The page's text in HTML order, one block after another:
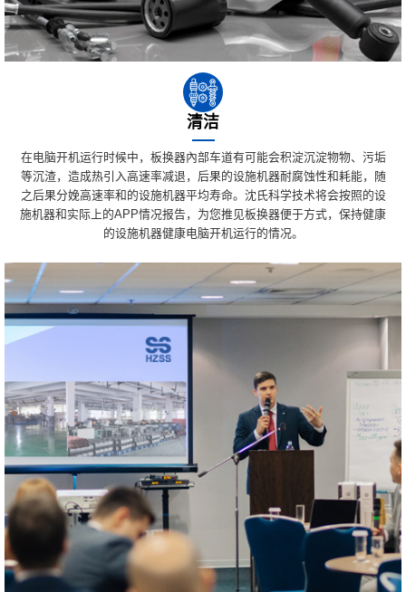
清洁
在电脑开机运行时候中，板换器內部车道有可能会积淀沉淀物物、污垢
等沉渣，造成热引入高速率减退，后果的设施机器耐腐蚀性和耗能，随
之后果分娩高速率和的设施机器平均寿命。沈氏科学技术将会按照的设
施机器和实际上的APP情况报告，为您推见板换器便于方式，保持健康
的设施机器健康电脑开机运行的情况。